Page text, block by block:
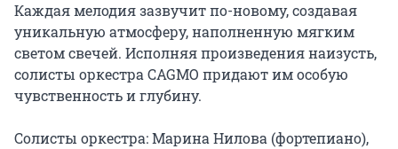
Каждая мелодия зазвучит по-новому, создавая
уникальную атмосферу, наполненную мягким
светом свечей. Исполняя произведения наизусть,
солисты оркестра CAGMO придают им особую
чувственность и глубину.
Солисты оркестра: Марина Нилова (фортепиано),